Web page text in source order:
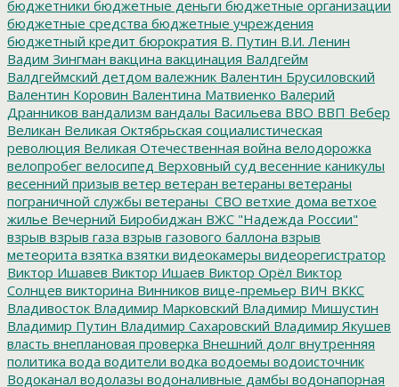
бюджетники бюджетные деньги бюджетные организации
бюджетные средства бюджетные учреждения
бюджетный кредит бюрократия В. Путин В.И. Ленин
Вадим Зингман вакцина вакцинация Валдгейм
Валдгеймский детдом валежник Валентин Брусиловский
Валентин Коровин Валентина Матвиенко Валерий
Дранников вандализм вандалы Васильева ВВО ВВП Вебер
Великан Великая Октябрьская социалистическая
революция Великая Отечественная война велодорожка
велопробег велосипед Верховный суд весенние каникулы
весенний призыв ветер ветеран ветераны ветераны
пограничной службы ветераны_СВО ветхие дома ветхое
жилье Вечерний Биробиджан ВЖС "Надежда России"
взрыв взрыв газа взрыв газового баллона взрыв
метеорита взятка взятки видеокамеры видеорегистратор
Виктор Ишавев Виктор Ишаев Виктор Орёл Виктор
Солнцев викторина Винников вице-премьер ВИЧ ВККС
Владивосток Владимир Марковский Владимир Мишустин
Владимир Путин Владимир Сахаровский Владимир Якушев
власть внеплановая проверка Внешний долг внутренняя
политика вода водители водка водоемы водоисточник
Водоканал водолазы водоналивные дамбы водонапорная